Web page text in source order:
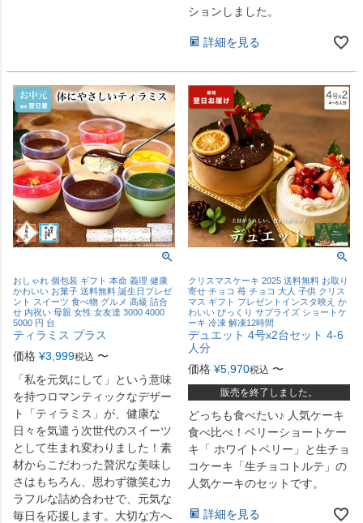
ションしました。
詳細を見る
おしゃれ 個包装 ギフト 本命 義理 健康
かわいい お菓子 送料無料 誕生日プレゼ
ント スイーツ 食べ物 グルメ 高級 詰合
せ 内祝い 母親 女性 女友達 3000 4000
5000 円 台
ティラミス プラス
価格 ¥3,999税込 〜
「私を元気にして」という意味
を持つロマンティックなデザー
ト「ティラミス」が、健康な
日々を気遣う次世代のスイーツ
として生まれ変わりました！素
材からこだわった贅沢な美味し
さはもちろん、思わず微笑むカ
ラフルな詰め合わせで、元気な
毎日を応援します。大切な方へ
クリスマスケーキ 2025 送料無料 お取り
寄せ チョコ 苺 チョコ 大人 子供 クリス
マス ギフト プレゼントインスタ映え か
わいい びっくり サプライズ ショートケ
ーキ 冷凍 解凍12時間
デュエット 4号x2台セット 4-6
人分
価格 ¥5,970税込 〜
販売を終了しました。
どっちも食べたい♪ 人気ケーキ
食べ比べ！ベリーショートケー
キ「 ホワイトベリー」と生チョ
コケーキ「生チョコトルテ」の
人気ケーキのセットです。
詳細を見る